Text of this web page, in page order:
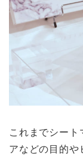
これまでシー
アなどの目的や